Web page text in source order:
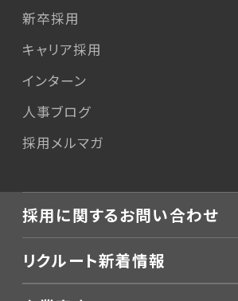
新卒採用
キャリア採用
インターン
人事ブログ
採用メルマガ
採用に関するお問い合わせ
リクルート新着情報